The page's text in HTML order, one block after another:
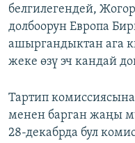
белгилегендей,
долбоорун Европа
ашыргандыктан ага
жеке өзү эч кандай
Тартип
менен барган жаңы
28-декабрда бул